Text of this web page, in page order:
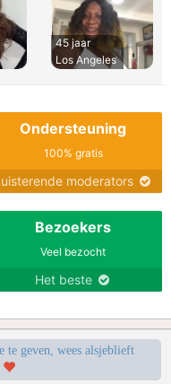
45 jaar
Los Angeles
Ondersteuning
100% gratis
moderators
Bezoekers
Veel bezocht
Het beste
te geven, wees alsjeblieft